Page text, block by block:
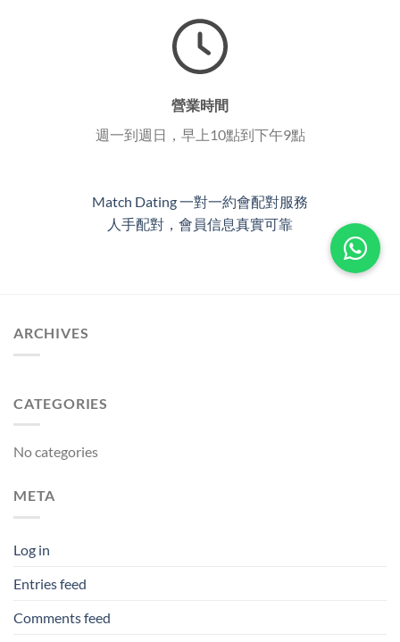
營業時間
週一到週日，早上10點到下午9點
Match Dating 一對一約會配對服務
人手配對，會員信息真實可靠
ARCHIVES
CATEGORIES
No categories
META
Log in
Entries feed
Comments feed